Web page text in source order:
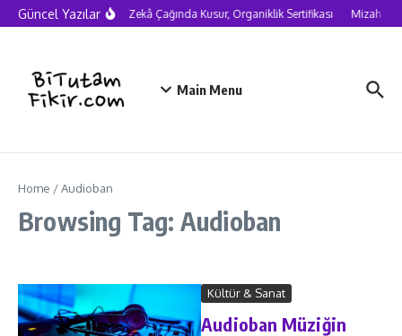
Skip to content
Güncel YazılarYapay Zekâ Çağında Kusur, Organiklik Sertifikası Mizah
Main Menu
Home /Audioban
Browsing Tag: Audioban
Kültür & Sanat
Audioban Müziğin